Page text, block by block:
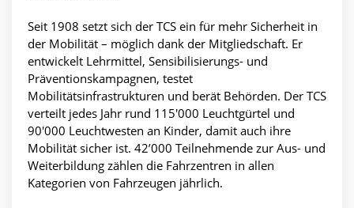
Seit 1908 setzt sich der TCS ein für mehr Sicherheit in
der Mobilität – möglich dank der Mitgliedschaft. Er
entwickelt Lehrmittel, Sensibilisierungs- und
Präventionskampagnen, testet
Mobilitätsinfrastrukturen und berät Behörden. Der TCS
verteilt jedes Jahr rund 115'000 Leuchtgürtel und
90'000 Leuchtwesten an Kinder, damit auch ihre
Mobilität sicher ist. 42’000 Teilnehmende zur Aus- und
Weiterbildung zählen die Fahrzentren in allen
Kategorien von Fahrzeugen jährlich.